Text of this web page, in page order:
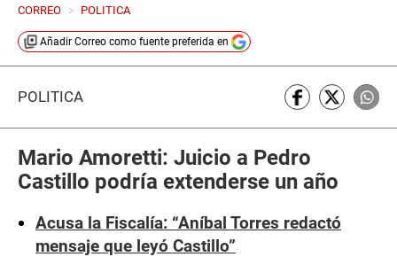
CORREO > POLITICA
Añadir Correo como fuente preferida en
POLÍTICA
Mario Amoretti: Juicio a Pedro
Castillo podría extenderse un año
Acusa la Fiscalía: “Aníbal Torres redactó
mensaje que leyó Castillo”